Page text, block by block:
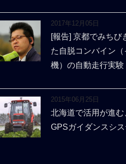
2017年12月05日
[報告] 京都でみちび
た自脱コンバイン（
機）の自動走行実験
2015年06月25日
北海道で活用が進む
GPSガイダンスシス